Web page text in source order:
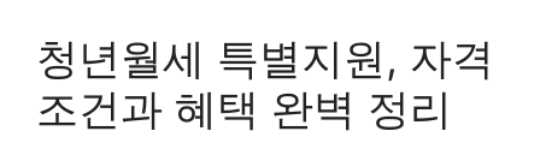
청년월세 특별지원, 자격
조건과 혜택 완벽 정리